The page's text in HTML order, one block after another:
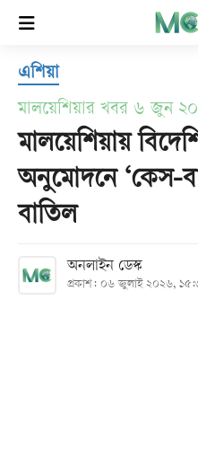
হোম
সর্বশেষ
সব
বিভাগ
আর্কাইভ
এশিয়া
মালয়েশিয়ার খবর ৬ জুন
মালয়েশিয়ায়
অনুমোদনে ‘কেস-
বাতিল
অনলাইন ডেস্ক
প্রকাশ: ০৬ জুলাই ২০২৬,